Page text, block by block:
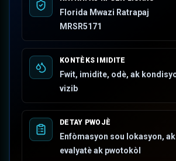
Florida Mwazi Ratrapaj
MRSR5171
KONTÈKS IMIDITE
Fwit, imidite, odè, ak
vizib
DETAY PWOJÈ
Enfòmasyon sou lokasyon,
evalyatè ak pwotokòl